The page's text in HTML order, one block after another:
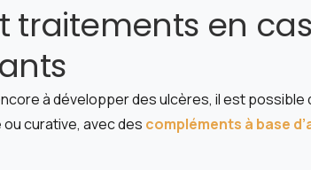
traitements en cas
à développer des ulcères, il est possible
curative, avec des compléments à base